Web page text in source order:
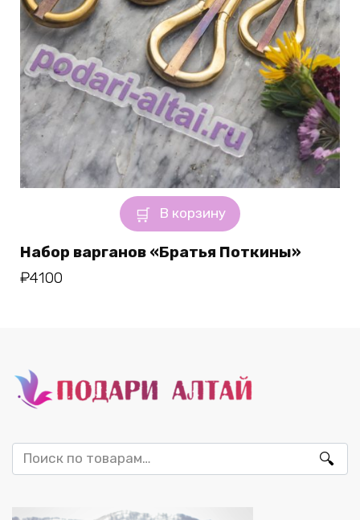
В корзину
Набор варганов «Братья Поткины»
₽4100
Искать: